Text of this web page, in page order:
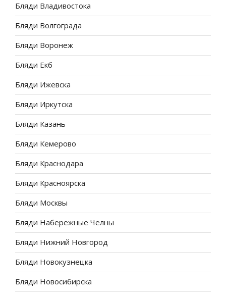
Бляди Владивостока
Бляди Волгограда
Бляди Воронеж
Бляди Екб
Бляди Ижевска
Бляди Иркутска
Бляди Казань
Бляди Кемерово
Бляди Краснодара
Бляди Красноярска
Бляди Москвы
Бляди Набережные Челны
Бляди Нижний Новгород
Бляди Новокузнецка
Бляди Новосибирска